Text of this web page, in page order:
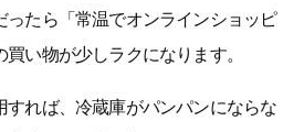
ったら「常温でオンラインショッピ
い物が少しラクになります。
すれば、冷蔵庫がパンパンにならな